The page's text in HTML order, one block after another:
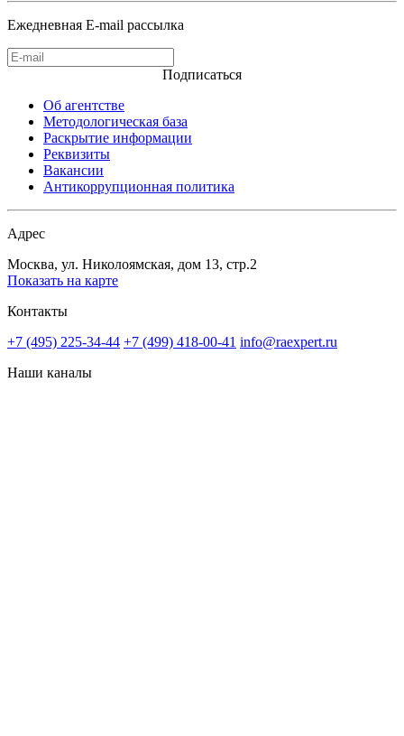
Ежедневная E-mail рассылка
Подписаться
Об агентстве
Методологическая база
Раскрытие информации
Реквизиты
Вакансии
Антикоррупционная политика
Адрес
Москва, ул. Николоямская, дом 13, стр.2
Показать на карте
Контакты
+7 (495) 225-34-44 +7 (499) 418-00-41 info@raexpert.ru
Наши каналы